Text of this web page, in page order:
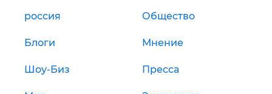
россия Общество
Блоги Мнение
Шоу-Биз Пресса